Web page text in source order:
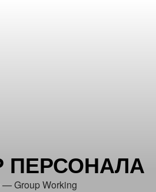
ПЕРСОНАЛА
— Group Working